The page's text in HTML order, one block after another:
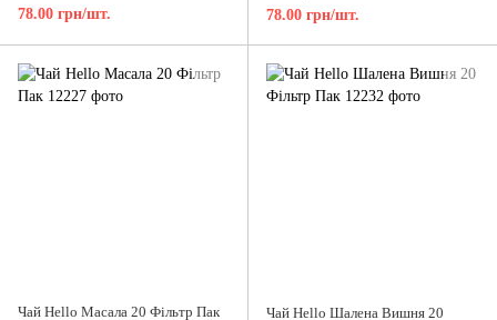
78.00 грн/шт.
78.00 грн/шт.
Чай Hello Масала 20 Фільтр Пак
Чай Hello Шалена Вишня 20